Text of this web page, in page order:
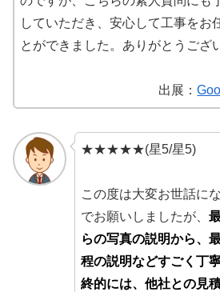
していただき、安心して工事をお
とができました。ありがとうござ
出展：
★★★★★(星5/星5)
この度は大変お世話に
でお願いしましたが、
らの写真の説明から、
程の説明などすごく丁
終的には、他社との見